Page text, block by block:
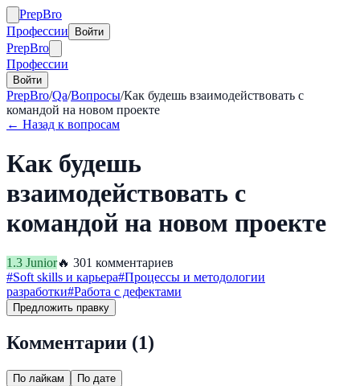
PrepBro
Профессии
Войти
PrepBro
Профессии
Войти
PrepBro/Qa/Вопросы/Как будешь взаимодействовать с
командой на новом проекте
← Назад к вопросам
Как будешь
взаимодействовать с
командой на новом проекте
1.3 Junior🔥 301 комментариев
#Soft skills и карьера#Процессы и методологии
разработки#Работа с дефектами
Предложить правку
Комментарии (1)
По лайкам По дате